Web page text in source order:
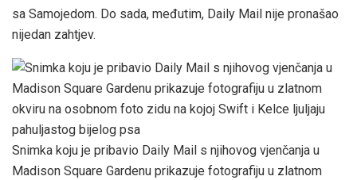
sa Samojedom. Do sada, međutim, Daily Mail nije pronašao
nijedan zahtjev.
Snimka koju je pribavio Daily Mail s njihovog vjenčanja u
Madison Square Gardenu prikazuje fotografiju u zlatnom